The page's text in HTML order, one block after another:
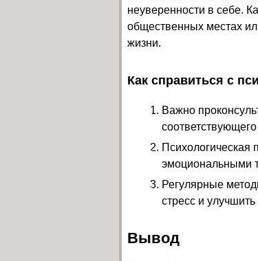
неуверенности в себе.
общественных местах
жизни.
Как справиться с
Важно
Психологическая
эмоциональными
Регулярные
стресс и
Вывод